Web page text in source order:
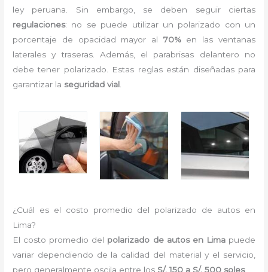
ley peruana. Sin embargo, se deben seguir ciertas
regulaciones: no se puede utilizar un polarizado con un
porcentaje de opacidad mayor al 70%en las ventanas
laterales y traseras. Además, el parabrisas delantero no
debe tener polarizado. Estas reglas están diseñadas para
garantizar la seguridad vial
¿Cuál es el costo promedio del polarizado de autos en
Lima?
El costo promedio del polarizado de autos en Limapuede
variar dependiendo de la calidad del material y el servicio,
pero generalmente oscila entre los S/. 150 a S/. 500 soles.